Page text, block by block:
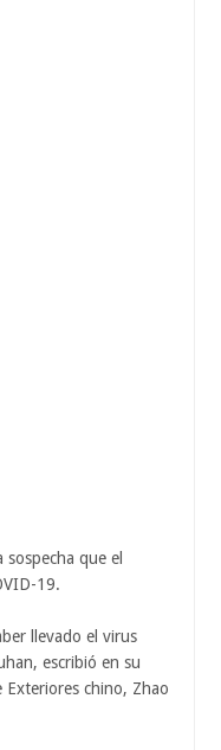
que el
19.
llevado el virus
escribió en su
chino, Zhao